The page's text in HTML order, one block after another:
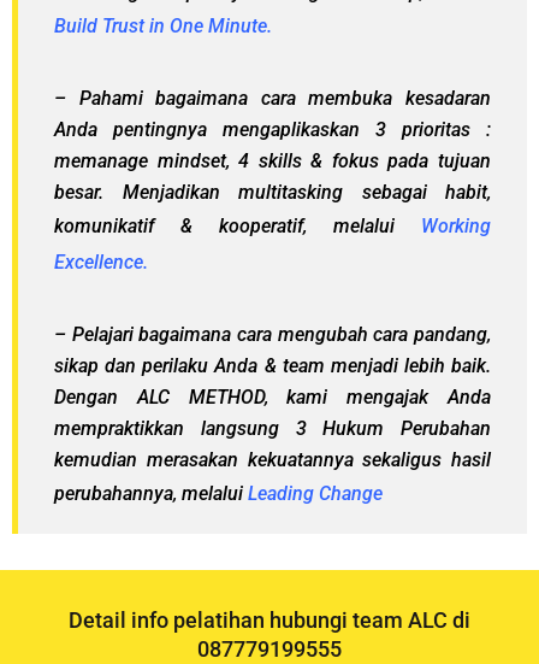
Build Trust in One Minute.
– Pahami bagaimana cara membuka kesadaran
Anda pentingnya mengaplikaskan 3 prioritas :
memanage mindset, 4 skills & fokus pada tujuan
besar. Menjadikan multitasking sebagai habit,
komunikatif & kooperatif, melalui Working
Excellence.
– Pelajari bagaimana cara mengubah cara pandang,
sikap dan perilaku Anda & team menjadi lebih baik.
Dengan ALC METHOD, kami mengajak Anda
mempraktikkan langsung 3 Hukum Perubahan
kemudian merasakan kekuatannya sekaligus hasil
perubahannya, melalui Leading Change
Detail info pelatihan hubungi team ALC di
087779199555